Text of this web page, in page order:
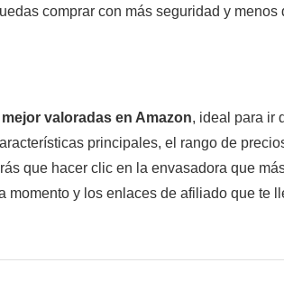
comprar con más seguridad y menos
valoradas en Amazon, ideal para ir
principales, el rango de
que hacer clic en la envasadora que
y los enlaces de afiliado que te